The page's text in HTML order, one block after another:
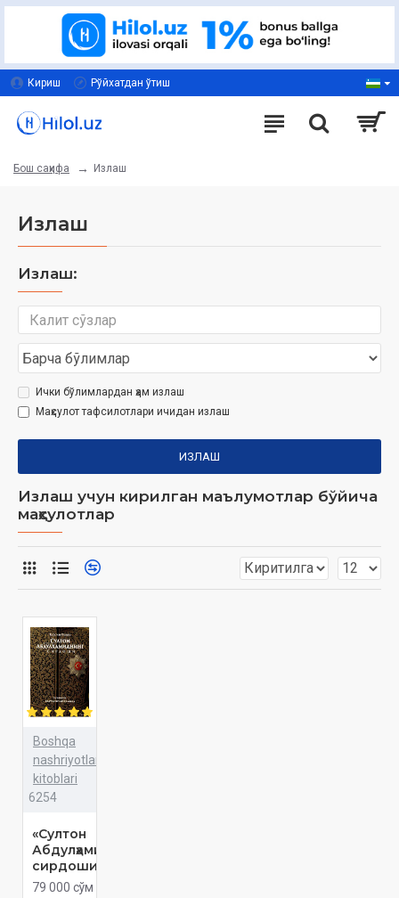
Кириш Рўйхатдан ўтиш
Бош саҳифа Излаш
Излаш
Излаш:
Ички бўлимлардан ҳам излаш
Маҳсулот тафсилотлари ичидан излаш
ИЗЛАШ
Излаш учун кирилган маълумотлар бўйича
маҳсулотлар
Boshqa
nashriyotlar
kitoblari
6254
«Султон
Абдулҳамиднинг
сирдоши»‎
79 000 сўм